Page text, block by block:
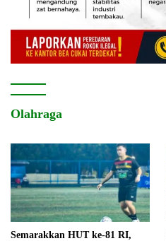
Olahraga
Semarakkan HUT ke-81 RI,